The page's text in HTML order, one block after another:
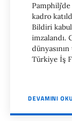
kadro
Bildiri
imzalandı.
Türkiye İş
DEVAMINI OKU